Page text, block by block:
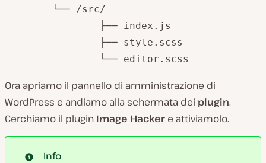
		└── editor.scss
Ora apriamo il pannello di amministrazione di
WordPress e andiamo alla schermata dei plugin.
Cerchiamo il plugin Image Hacker e attiviamolo.
Info